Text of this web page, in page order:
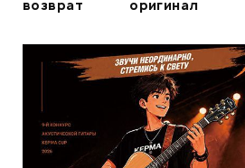
возврат
оригинал